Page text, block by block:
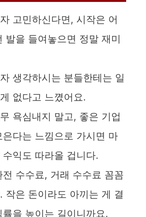
고민하신다면, 시작은 어
발을 들여놓으면 정말 재미
생각하시는 분들한테는 일
없다고 느꼈어요.
욕심내지 말고, 좋은 기업
다는 느낌으로 가시면 마
익도 따라올 겁니다.
수수료, 거래 수수료 꼼꼼
작은 돈이라도 아끼는 게 결
을 높이는 길이니까요.